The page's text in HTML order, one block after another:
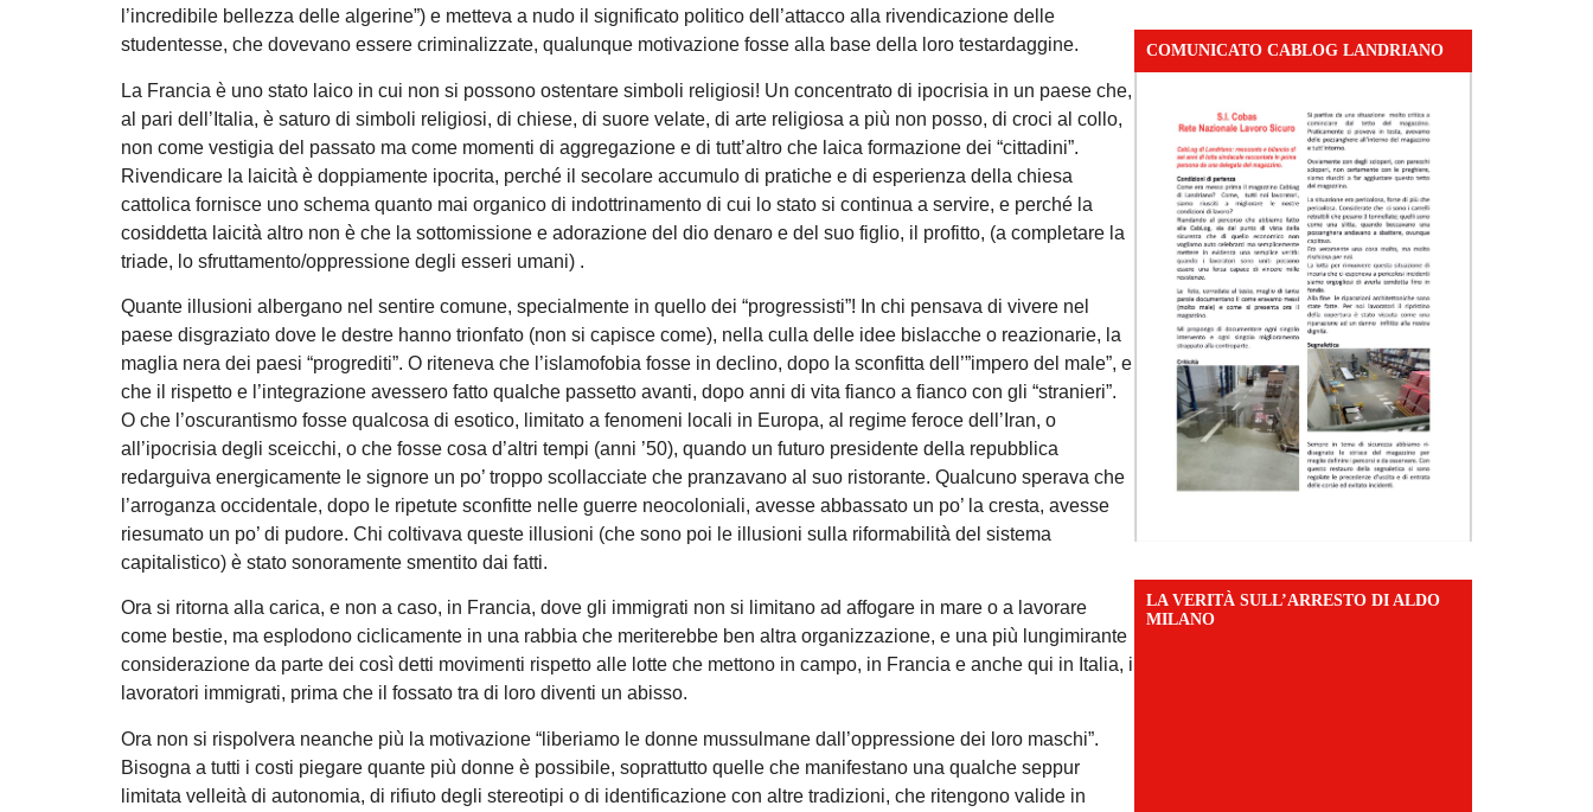
l’incredibile bellezza delle algerine”) e metteva a nudo il significato politico dell’attacco alla rivendicazione delle
studentesse, che dovevano essere criminalizzate, qualunque motivazione fosse alla base della loro testardaggine.
La Francia è uno stato laico in cui non si possono ostentare simboli religiosi! Un concentrato di ipocrisia in un paese che,
al pari dell’Italia, è saturo di simboli religiosi, di chiese, di suore velate, di arte religiosa a più non posso, di croci al collo,
non come vestigia del passato ma come momenti di aggregazione e di tutt’altro che laica formazione dei “cittadini”.
Rivendicare la laicità è doppiamente ipocrita, perché il secolare accumulo di pratiche e di esperienza della chiesa
cattolica fornisce uno schema quanto mai organico di indottrinamento di cui lo stato si continua a servire, e perché la
cosiddetta laicità altro non è che la sottomissione e adorazione del dio denaro e del suo figlio, il profitto, (a completare la
triade, lo sfruttamento/oppressione degli esseri umani) .
Quante illusioni albergano nel sentire comune, specialmente in quello dei “progressisti”! In chi pensava di vivere nel
paese disgraziato dove le destre hanno trionfato (non si capisce come), nella culla delle idee bislacche o reazionarie, la
maglia nera dei paesi “progrediti”. O riteneva che l’islamofobia fosse in declino, dopo la sconfitta dell’”impero del male”, e
che il rispetto e l’integrazione avessero fatto qualche passetto avanti, dopo anni di vita fianco a fianco con gli “stranieri”.
O che l’oscurantismo fosse qualcosa di esotico, limitato a fenomeni locali in Europa, al regime feroce dell’Iran, o
all’ipocrisia degli sceicchi, o che fosse cosa d’altri tempi (anni ’50), quando un futuro presidente della repubblica
redarguiva energicamente le signore un po’ troppo scollacciate che pranzavano al suo ristorante. Qualcuno sperava che
l’arroganza occidentale, dopo le ripetute sconfitte nelle guerre neocoloniali, avesse abbassato un po’ la cresta, avesse
riesumato un po’ di pudore. Chi coltivava queste illusioni (che sono poi le illusioni sulla riformabilità del sistema
capitalistico) è stato sonoramente smentito dai fatti.
Ora si ritorna alla carica, e non a caso, in Francia, dove gli immigrati non si limitano ad affogare in mare o a lavorare
come bestie, ma esplodono ciclicamente in una rabbia che meriterebbe ben altra organizzazione, e una più lungimirante
considerazione da parte dei così detti movimenti rispetto alle lotte che mettono in campo, in Francia e anche qui in Italia, i
lavoratori immigrati, prima che il fossato tra di loro diventi un abisso.
Ora non si rispolvera neanche più la motivazione “liberiamo le donne mussulmane dall’oppressione dei loro maschi”.
Bisogna a tutti i costi piegare quante più donne è possibile, soprattutto quelle che manifestano una qualche seppur
limitata velleità di autonomia, di rifiuto degli stereotipi o di identificazione con altre tradizioni, che ritengono valide in
COMUNICATO CABLOG LANDRIANO
LA VERITÀ SULL’ARRESTO DI ALDO
MILANO